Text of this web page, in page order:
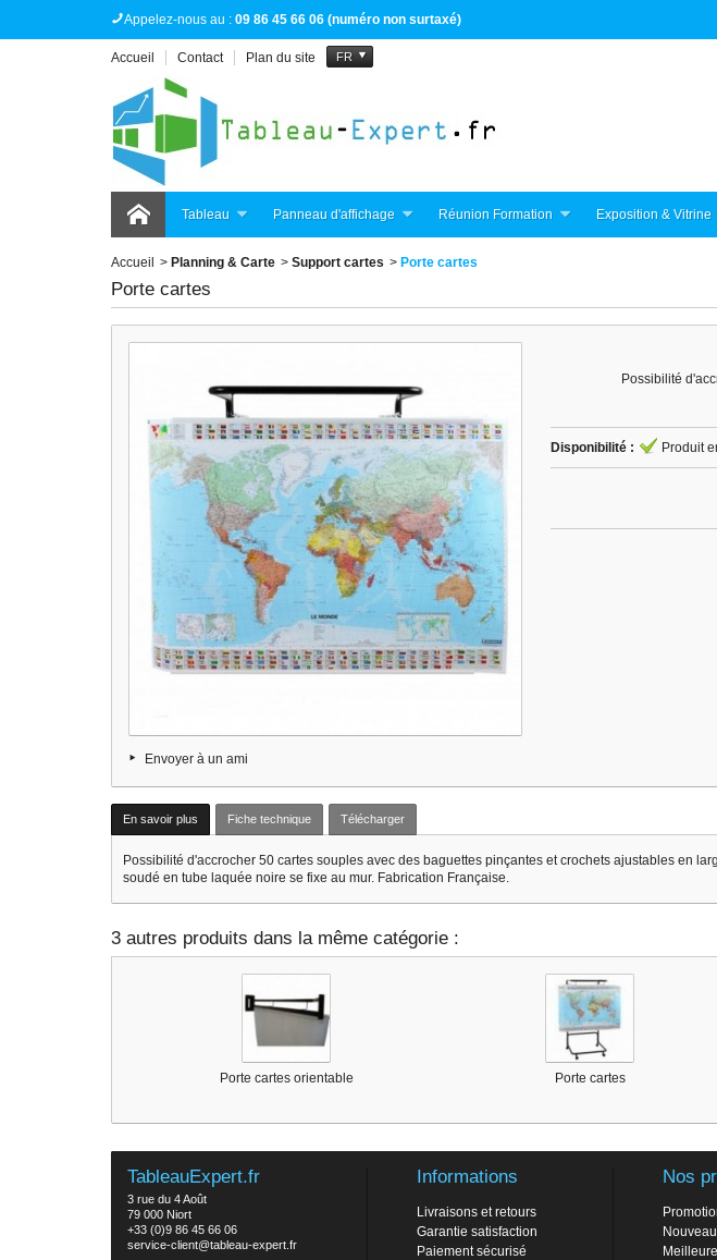
Appelez-nous au : 09 86 45 66 06 (numéro non surtaxé)
Accueil Contact Plan du site FR
Tableau Panneau d'affichage Réunion Formation Exposition & Vitrine
Accueil > Planning & Carte > Support cartes > Porte cartes
Porte cartes
Envoyer à un ami
Possibilité
Disponibilité : Produit
En savoir plus Fiche technique Télécharger
Possibilité d'accrocher 50 cartes souples avec des baguettes pinçantes et crochets ajustables en
soudé en tube laquée noire se fixe au mur. Fabrication Française.
3 autres produits dans la même catégorie :
Porte cartes orientable Porte cartes
TableauExpert.fr
3 rue du 4 Août
79 000 Niort
+33 (0)9 86 45 66 06
service-client@tableau-expert.fr
Informations
Livraisons et retours
Garantie satisfaction
Paiement sécurisé
Nos